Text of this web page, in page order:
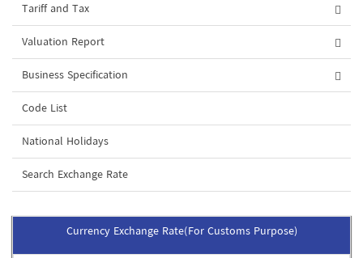
Tariff and Tax
Valuation Report
Business Specification
Code List
National Holidays
Search Exchange Rate
Currency Exchange Rate(For Customs Purpose)